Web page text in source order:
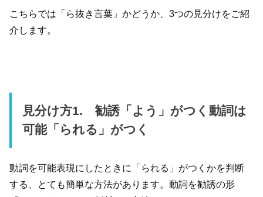
こちらでは「ら抜き言葉」かどうか、3つの見分けをご紹
介します。
見分け方1. 勧誘「よう」がつく動詞は
可能「られる」がつく
動詞を可能表現にしたときに「られる」がつくかを判断
する、とても簡単な方法があります。動詞を勧誘の形